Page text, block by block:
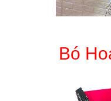
Bó